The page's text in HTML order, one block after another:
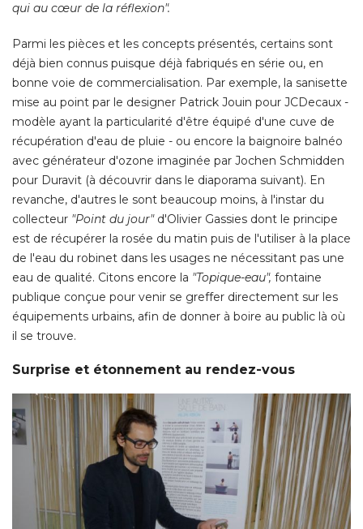
qui au cœur de la réflexion".
Parmi les pièces et les concepts présentés, certains sont
déjà bien connus puisque déjà fabriqués en série ou, en
bonne voie de commercialisation. Par exemple, la sanisette
mise au point par le designer Patrick Jouin pour JCDecaux -
modèle ayant la particularité d'être équipé d'une cuve de
récupération d'eau de pluie - ou encore la baignoire balnéo
avec générateur d'ozone imaginée par Jochen Schmidden
pour Duravit (à découvrir dans le diaporama suivant). En
revanche, d'autres le sont beaucoup moins, à l'instar du
collecteur "Point du jour"d'Olivier Gassies dont le principe
est de récupérer la rosée du matin puis de l'utiliser à la place
de l'eau du robinet dans les usages ne nécessitant pas une
eau de qualité. Citons encore la "Topique-eau", fontaine
publique conçue pour venir se greffer directement sur les
équipements urbains, afin de donner à boire au public là où
il se trouve.
Surprise et étonnement au rendez-vous